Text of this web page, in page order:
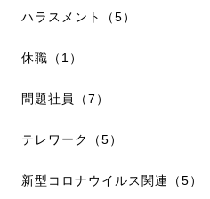
ハラスメント（5）
休職（1）
問題社員（7）
テレワーク（5）
新型コロナウイルス関連（5）